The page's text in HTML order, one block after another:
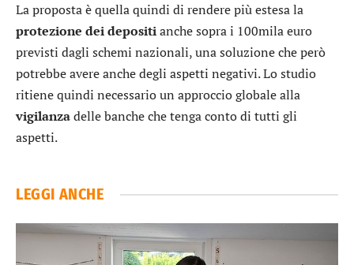
La proposta è quella quindi di rendere più estesa la
protezione dei depositianche sopra i 100mila euro
previsti dagli schemi nazionali, una soluzione che però
potrebbe avere anche degli aspetti negativi. Lo studio
ritiene quindi necessario un approccio globale alla
vigilanzadelle banche che tenga conto di tutti gli
aspetti.
LEGGI ANCHE